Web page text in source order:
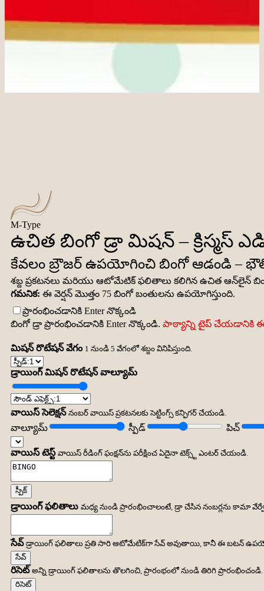
M-Type
ఉచిత బింగో డ్రా మిషన్ – క్రిస్మస్
కేవలం బ్రౌజర్ ఉపయోగించి బింగో ఆడండి –
శబ్ద ప్రకటనలు మరియు ఆటోమేటిక్ ఫలితాలు కలిగిన ఉచిత ఆన్‌లైన్
గమనిక: ఈ వెర్షన్ మొత్తం 75 బింగో బంతులను ఉపయోగిస్తుంది.
ప్రారంభించడానికి Enter నొక్కండి
బింగో డ్రా ప్రారంభించడానికి Enter నొక్కండి. పాఠ్యాన్ని టైప్ చేయడానికి ఈ
మిషన్ రొటేషన్ వేగం 1 నుండి 5 వేగంలో శబ్దం వినిపిస్తుంది.
డ్రాయింగ్ మిషన్ రొటేషన్ వాల్యూమ్
వాయిస్ సెలెక్షన్ నంబర్ వాయిస్ ప్రకటనలకు సెట్టింగ్స్ కన్ఫిగర్ చేయండి.
వాల్యూమ్ స్పీడ్ పిచ్
వాయిస్ టెస్ట్ వాయిస్ రీడింగ్ ఫంక్షన్‌ను పరీక్షించ ఏదైనా టెక్స్ట్ ఎంటర్ చేయండి.
స్పీక్
డ్రాయింగ్ ఫలితాలు మధ్య నుండి ప్రారంభించాలంటే, డ్రా చేసిన నంబర్లను కామా
సేవ్ డ్రాయింగ్ ఫలితాలు ప్రతి సారి ఆటోమేటిక్‌గా సేవ్ అవుతాయి, కానీ ఈ బటన్
సేవ్
రిసెట్ అన్ని డ్రాయింగ్ ఫలితాలను తొలగించి, ప్రారంభంలో నుండి తిరిగి ప్రారంభించండి.
రిసెట్